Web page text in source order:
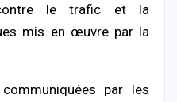
le trafic et la
mis en œuvre par la
par les